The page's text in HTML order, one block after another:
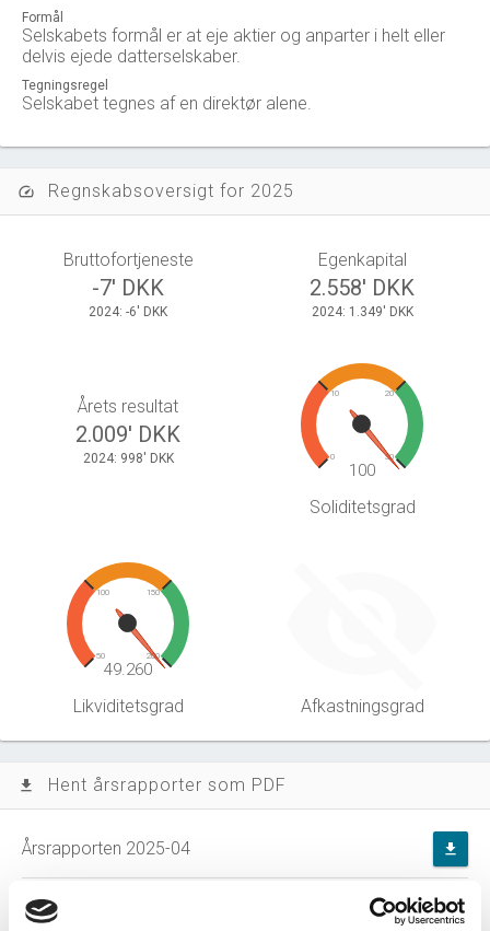
Formål
Selskabets formål er at eje aktier og anparter i helt eller
delvis ejede datterselskaber.
Tegningsregel
Selskabet tegnes af en direktør alene.
speed Regnskabsoversigt for 2025
Bruttofortjeneste
-7' DKK
2024: -6' DKK
Egenkapital
2.558' DKK
2024: 1.349' DKK
Årets resultat
2.009' DKK
2024: 998' DKK 0
10 20
30
100
Soliditetsgrad
50
100 150
200
49.260
Likviditetsgrad Afkastningsgrad
file_download Hent årsrapporter som PDF
Årsrapporten 2025-04 file_download
Årsrapporten 2024-04 file_download